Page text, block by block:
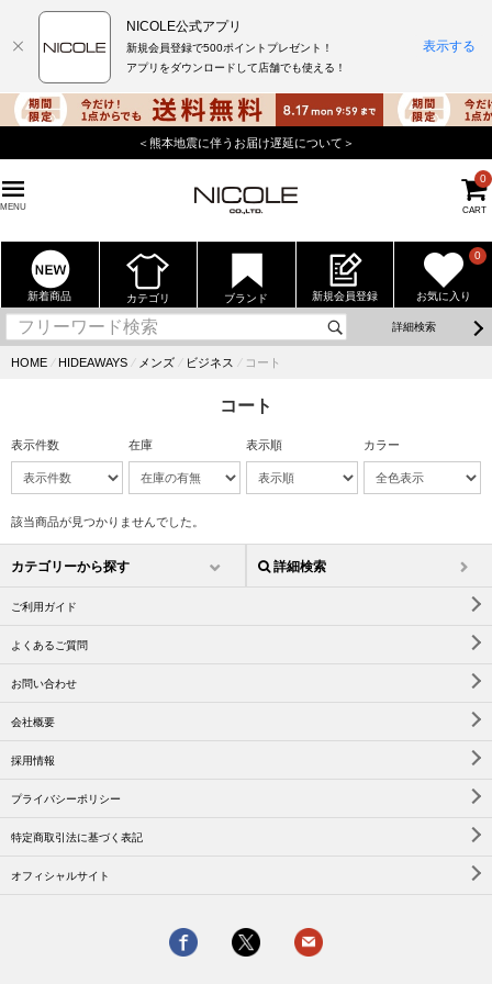
＜熊本地震に伴うお届け遅延について＞
MENU CART
0
新着商品 カテゴリ ブランド 新規会員登録 お気に入り
0
詳細検索
HOME ⁄ HIDEAWAYS ⁄ メンズ ⁄ ビジネス ⁄ コート
コート
表示件数 在庫 表示順 カラー
該当商品が見つかりませんでした。
カテゴリーから探す 詳細検索
ご利用ガイド
よくあるご質問
お問い合わせ
会社概要
採用情報
プライバシーポリシー
特定商取引法に基づく表記
オフィシャルサイト
NICOLE公式アプリ
新規会員登録で500ポイントプレゼント！
アプリをダウンロードして店舗でも使える！
表示する